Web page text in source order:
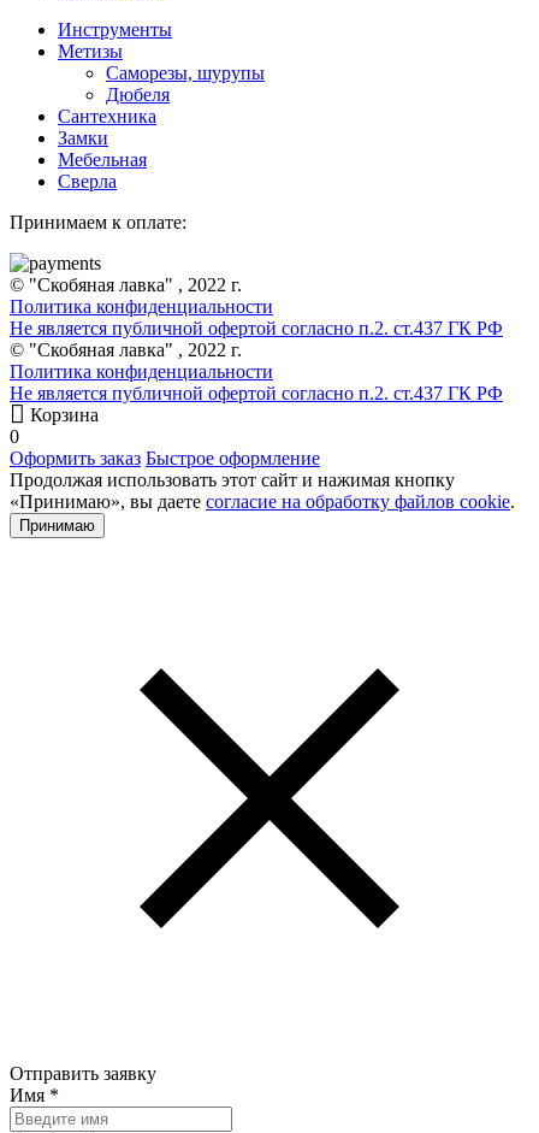
Инструменты
Метизы
Саморезы, шурупы
Дюбеля
Сантехника
Замки
Мебельная
Сверла
Принимаем к оплате:
© "Скобяная лавка" , 2022 г.
Политика конфиденциальности
Не является публичной офертой согласно п.2. ст.437 ГК РФ
© "Скобяная лавка" , 2022 г.
Политика конфиденциальности
Не является публичной офертой согласно п.2. ст.437 ГК РФ
Корзина
0
Оформить заказ Быстрое оформление
Продолжая использовать этот сайт и нажимая кнопку
«Принимаю», вы даете согласие на обработку файлов cookie.
Принимаю
Отправить заявку
Имя *